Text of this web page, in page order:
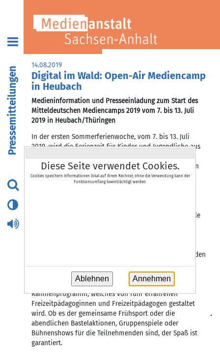
Pressemitteilungen
14.08.2019
Digital im Wald: Open-Air Mediencamp
in Heubach
Medieninformation und Presseeinladung zum Start des
Mitteldeutschen Mediencamps 2019 vom 7. bis 13. Juli
2019 in Heubach/Thüringen
In der ersten Sommerferienwoche, vom 7. bis 13. Juli
2019, wird die Ferienzeit für Kinder und Jugendliche aus
Medienzeit. Insgesamt 60 Mädchen und Jungen aus den
drei Bundesländern reisen in den Thüringer Wald, um
gemeinsam eine Woche lang ihre Medienprodukte zu
In fünf verschiedenen Gruppen werden Filme, Hörspiele
umgesetzt. Methodisch und technisch unterstützt werden
sie dabei von Medienpädagoginnen und
Medienpädagogen der mitteldeutschen
Landesmedienanstalten. Zudem gibt es täglich ein
Rahmenprogramm, welches von fünf erfahrenen
Freizeitpädagoginnen und Freizeitpädagogen gestaltet
wird. Ob es der gemeinsame Frühsport oder die
abendlichen Bastelaktionen, Gruppenspiele oder
Bühnenshows für die Teilnehmenden sind, der Spaß ist
garantiert.
Diese Seite verwendet Cookies.
Cookies speichern Informationen lokal auf Ihrem Rechner, ohne die Verwendung kann der
Funktionsumfang beeinträchtigt werden.
Annehmen
Ablehnen